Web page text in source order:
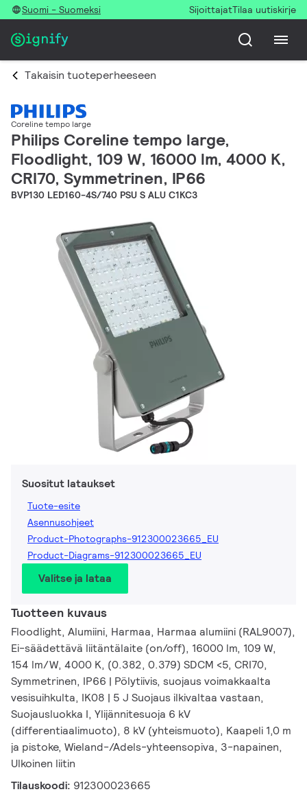
Suomi - Suomeksi SijoittajatTilaa uutiskirje
Takaisin tuoteperheeseen
Coreline tempo large
Philips Coreline tempo large,
Floodlight, 109 W, 16000 lm, 4000 K,
CRI70, Symmetrinen, IP66
BVP130 LED160-4S/740 PSU S ALU C1KC3
Suositut lataukset
Tuote-esite
Asennusohjeet
Product-Photographs-912300023665_EU
Product-Diagrams-912300023665_EU
Valitse ja lataa
Tuotteen kuvaus
Floodlight, Alumiini, Harmaa, Harmaa alumiini (RAL9007),
Ei-säädettävä liitäntälaite (on/off), 16000 lm, 109 W,
154 lm/W, 4000 K, (0.382, 0.379) SDCM <5, CRI70,
Symmetrinen, IP66 | Pölytiivis, suojaus voimakkaalta
vesisuihkulta, IK08 | 5 J Suojaus ilkivaltaa vastaan,
Suojausluokka I, Ylijännitesuoja 6 kV
(differentiaalimuoto), 8 kV (yhteismuoto), Kaapeli 1,0 m
ja pistoke, Wieland-/Adels-yhteensopiva, 3-napainen,
Ulkoinen liitin
Tilauskoodi: 912300023665